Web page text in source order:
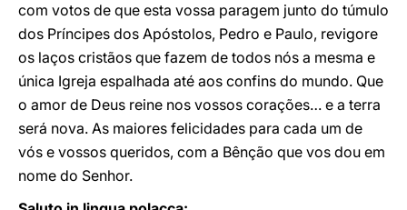
com votos de que esta vossa paragem junto do túmulo
dos Príncipes dos Apóstolos, Pedro e Paulo, revigore
os laços cristãos que fazem de todos nós a mesma e
única Igreja espalhada até aos confins do mundo. Que
o amor de Deus reine nos vossos corações… e a terra
será nova. As maiores felicida­des para cada um de
vós e vossos queridos, com a Bên­ção que vos dou em
nome do Senhor.